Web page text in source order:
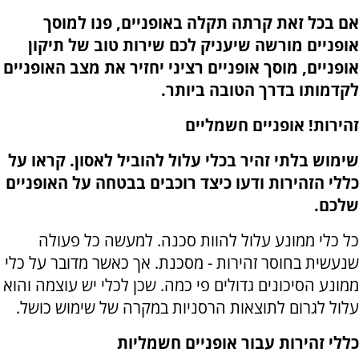
אם בכל זאת קרתה תקלה באופניים, פנו למוסך
אופניים מורשה שיעניק לכם שירות טוב של תיקון
אופניים, מוסך אופניים רציני יחזיר את מצב האופניים
לקדמותו בדרך הטובה ביותר.
זהירות! אופניים חשמליים
שימוש בלתי זהיר בכלי עלול להוביל לאסון. קראו על
כללי הזהירות ודעו כיצד רוכבים בבטחה על האופניים
שלכם.
כל כלי ממונע עלול להוות סכנה. למעשה כל פעולה
שנעשית בחוסר זהירות - מסכנת. אך כאשר מדובר על כלי
ממונע הסיכונים גדולים פי כמה. שכן לכלי יש עוצמה והוא
עלול לגרום לתוצאות הרסניות במקרה של שימוש כושל.
כללי זהירות עבור אופניים חשמליות